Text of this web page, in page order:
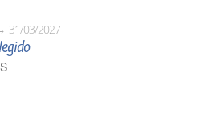
31/03/2027